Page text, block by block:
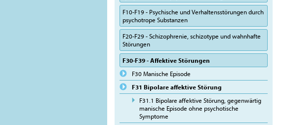
F10-F19 - Psychische und Verhaltensstörungen durch
psychotrope Substanzen
F20-F29 - Schizophrenie, schizotype und wahnhafte
Störungen
F30-F39 - Affektive Störungen
F30 Manische Episode
F31 Bipolare affektive Störung
F31.1 Bipolare affektive Störung, gegenwärtig
manische Episode ohne psychotische
Symptome